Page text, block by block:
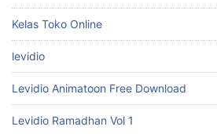
Kelas Toko Online
levidio
Levidio Animatoon Free Download
Levidio Ramadhan Vol 1